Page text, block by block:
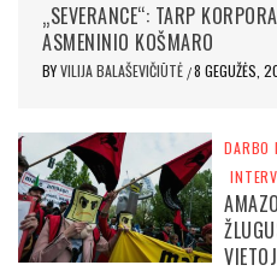
„SEVERANCE“: TARP
ASMENINIO KOŠMARO
BYVILIJA BALAŠEVIČIŪTĖ /8 GEGUŽĖS,
DARBO